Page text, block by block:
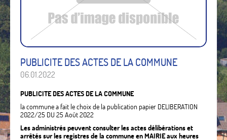
PUBLICITE DES ACTES DE LA COMMUNE
06.01.2022
PUBLICITE DES ACTES DE LA COMMUNE
la commune a fait le choix de la publication papier DELIBERATION
2022/25 DU 25 Août 2022
Les administrés peuvent consulter les actes délibérations et
arrêtés sur les registres de la commune en MAIRIE aux heures